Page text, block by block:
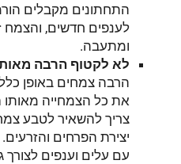
התחתונים מקבלים
לענפים חדשים, והצמח
ומתעבה.
לא לקטוף הרבה
הרבה צמחים באופן
את כל הצמחייה מאותו
צריך להשאיר לטבע
יצירת הפרחים
עם עלים וענפים